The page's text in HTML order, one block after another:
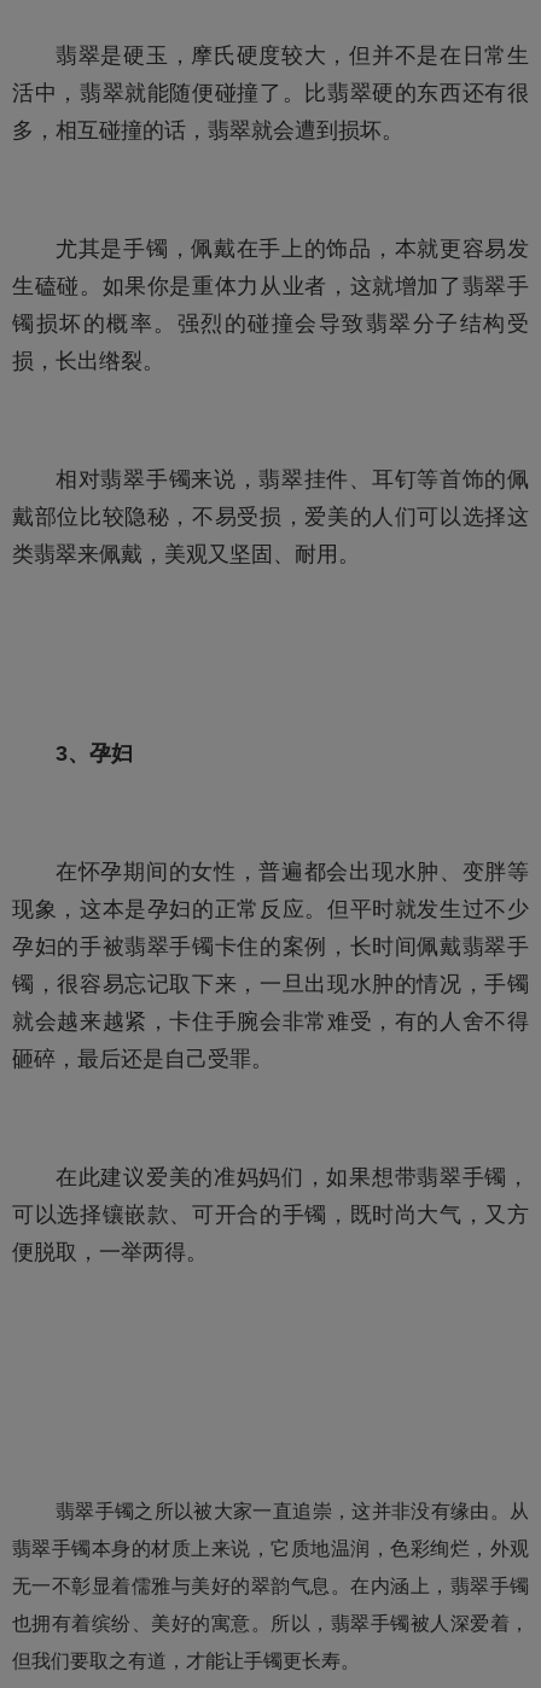
翡翠是硬玉，摩氏硬度较大，但并不是在日常生
活中，翡翠就能随便碰撞了。比翡翠硬的东西还有很
多，相互碰撞的话，翡翠就会遭到损坏。
尤其是手镯，佩戴在手上的饰品，本就更容易发
生磕碰。如果你是重体力从业者，这就增加了翡翠手
镯损坏的概率。强烈的碰撞会导致翡翠分子结构受
损，长出绺裂。
相对翡翠手镯来说，翡翠挂件 、耳钉等首饰的佩
戴部位比较隐秘，不易受损，爱美的人们可以选择这
类翡翠来佩戴，美观又坚固、耐用。
3、孕妇
在怀孕期间的女性，普遍都会出现水肿、变胖等
现象，这本是孕妇的正常反应。但平时就发生过不少
孕妇的手被翡翠手镯卡住的案例，长时间佩戴翡翠手
镯，很容易忘记取下来，一旦出现水肿的情况，手镯
就会越来越紧，卡住手腕会非常难受，有的人舍不得
砸碎，最后还是自己受罪。
在此建议爱美的准妈妈们，如果想带翡翠手镯，
可以选择镶嵌款、可开合的手镯，既时尚大气，又方
便脱取，一举两得。
翡翠手镯之所以被大家一直追崇，这并非没有缘由。从
翡翠手镯本身的材质上来说，它质地温润，色彩绚烂，外观
无一不彰显着儒雅与美好的翠韵气息。在内涵上，翡翠手镯
也拥有着缤纷、美好的寓意。所以，翡翠手镯被人深爱着，
但我们要取之有道，才能让手镯更长寿。